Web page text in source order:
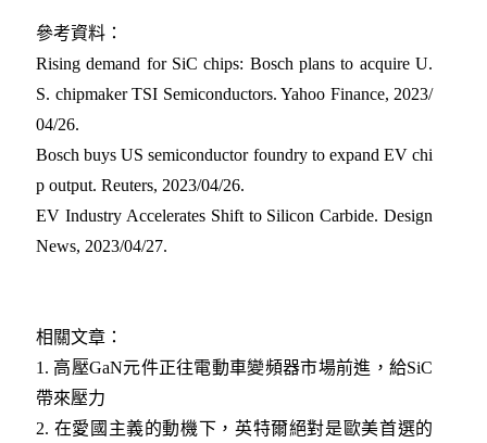
參考資料：
Rising demand for SiC chips: Bosch plans to acquire U.
S. chipmaker TSI Semiconductors. Yahoo Finance, 2023/
04/26.
Bosch buys US semiconductor foundry to expand EV chi
p output. Reuters, 2023/04/26.
EV Industry Accelerates Shift to Silicon Carbide. Design
News, 2023/04/27.
相關文章：
1. 高壓GaN元件正往電動車變頻器市場前進，給SiC
帶來壓力
2. 在愛國主義的動機下，英特爾絕對是歐美首選的